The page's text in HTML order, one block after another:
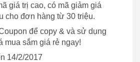
giá trị cao, có mã giảm giá
cho đơn hàng từ 30 triệu.
để copy & và sử dụng
mua sắm giá rẻ ngay!
14/2/2017